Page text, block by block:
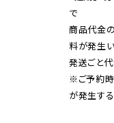
で
商品代金
料が発生
※ご予約時
が発生す